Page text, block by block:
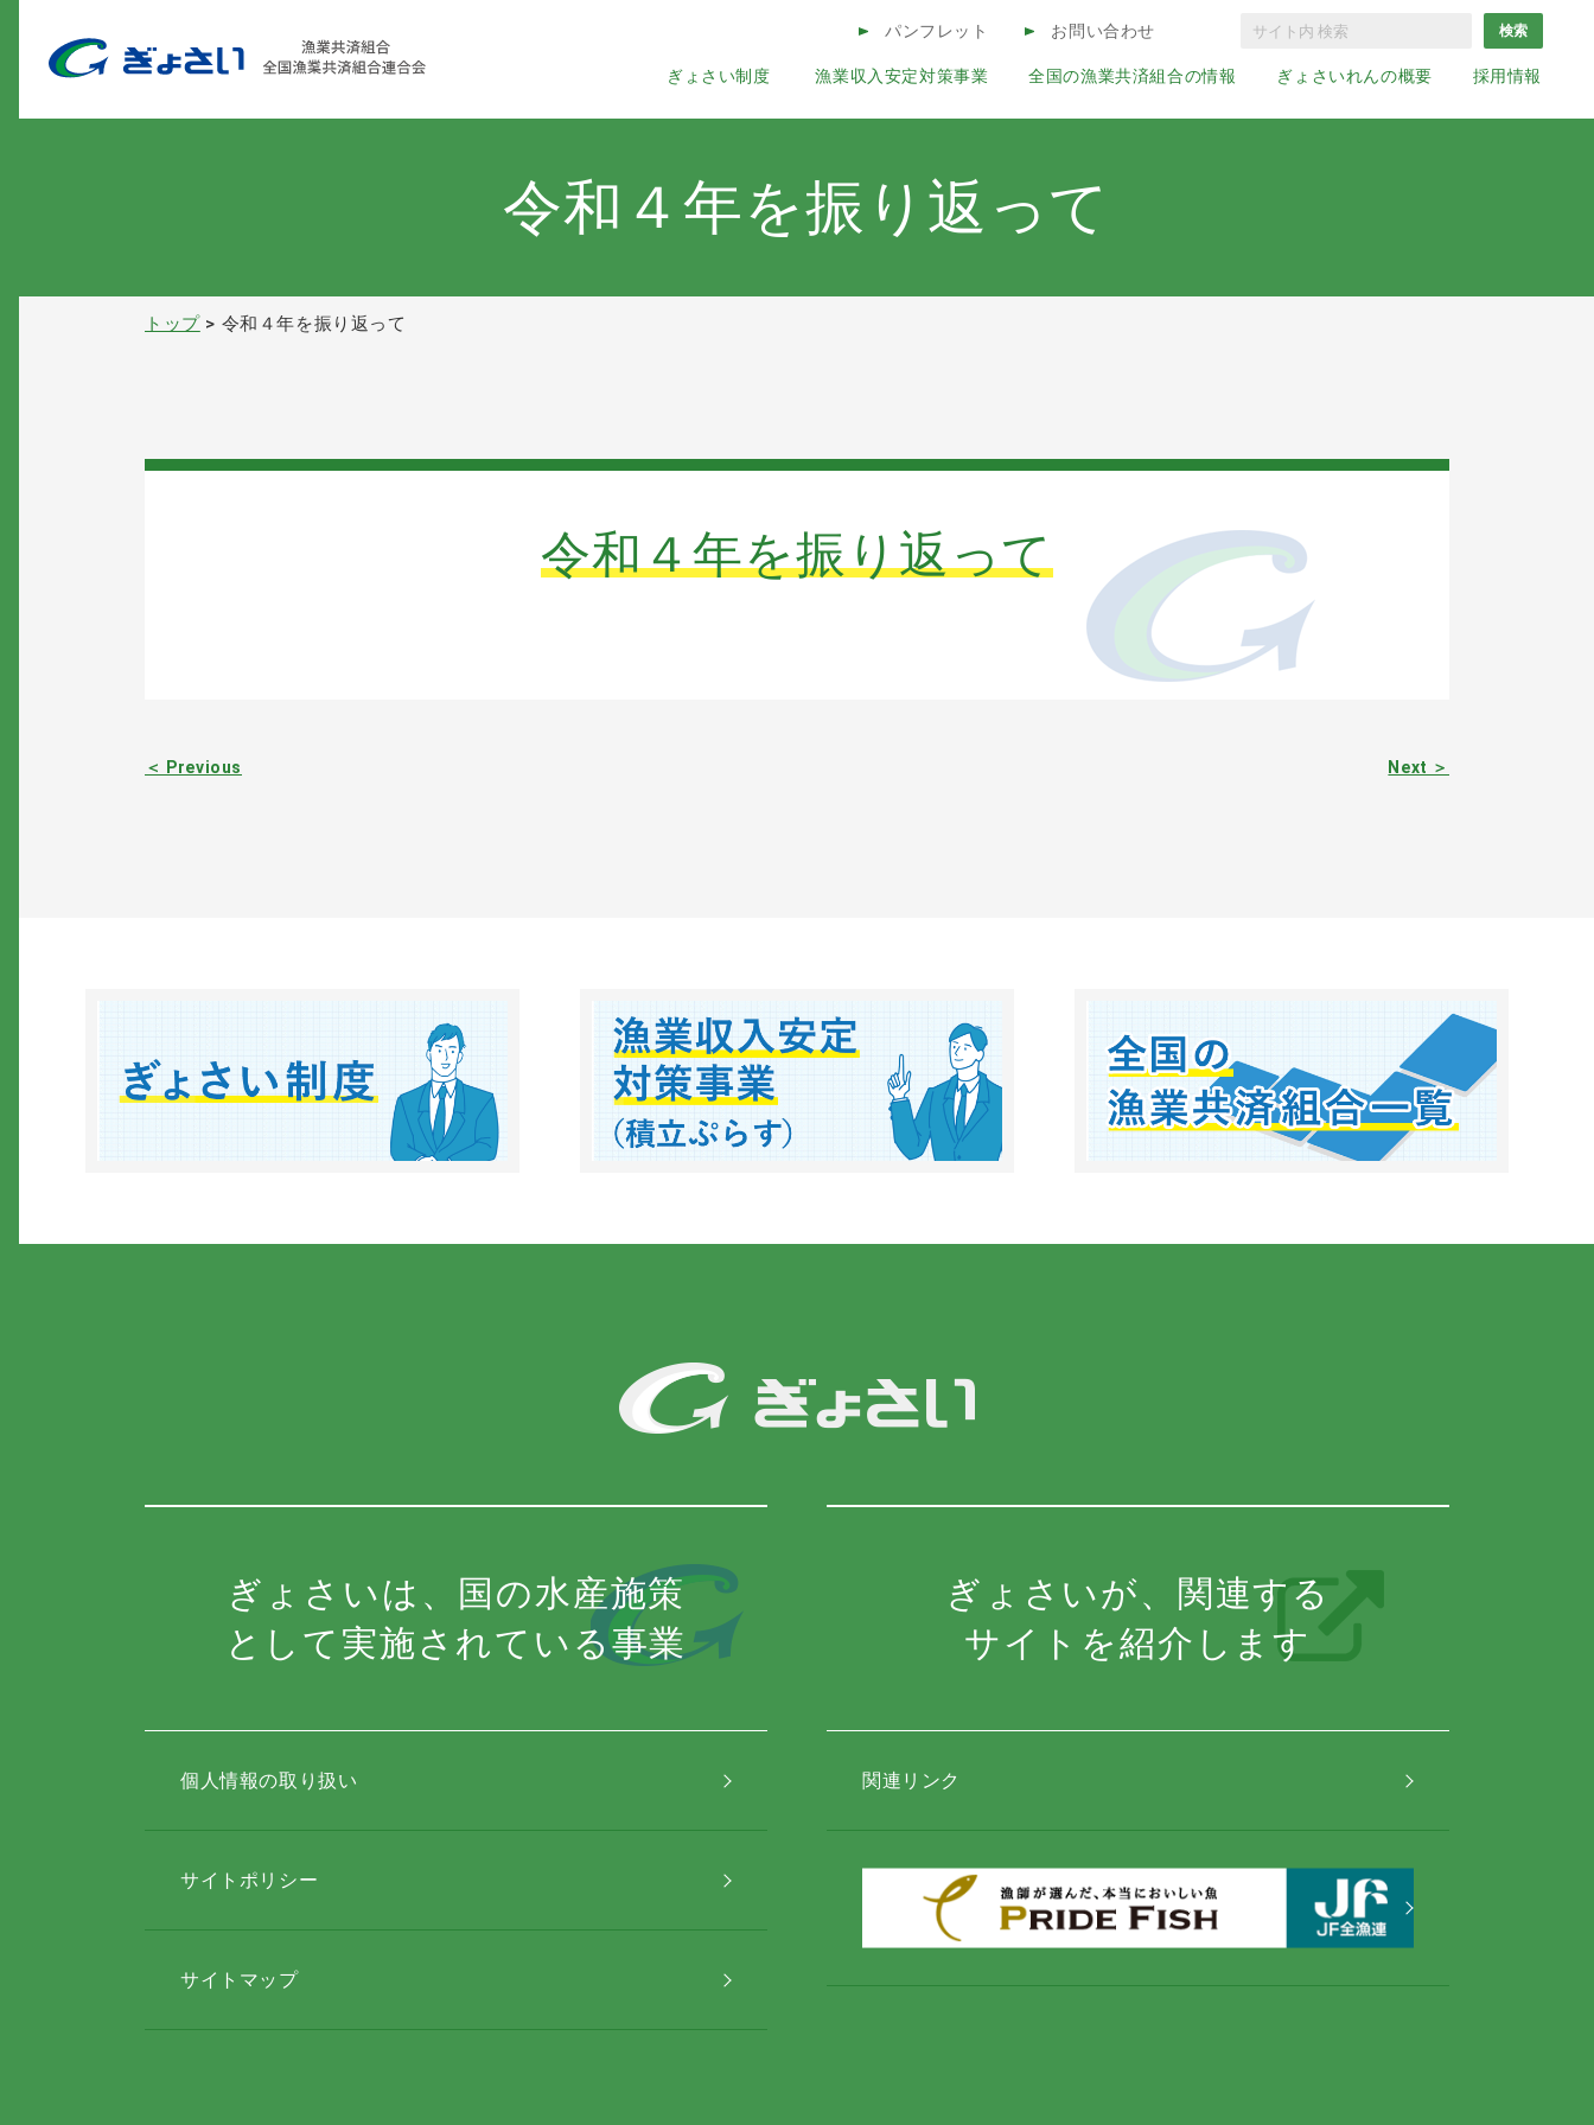
ぎょさい制度 漁業収入安定対策事業 全国の漁業共済組合の情報 ぎょさいれんの概要 採用情報
パンフレット お問い合わせ
令和４年を振り返って
トップ 令和４年を振り返って
令和４年を振り返って
＜ Previous Next ＞
ぎょさいは、国の水産施策
として実施されている事業
個人情報の取り扱い
サイトポリシー
サイトマップ
ぎょさいが、関連する
サイトを紹介します
関連リンク